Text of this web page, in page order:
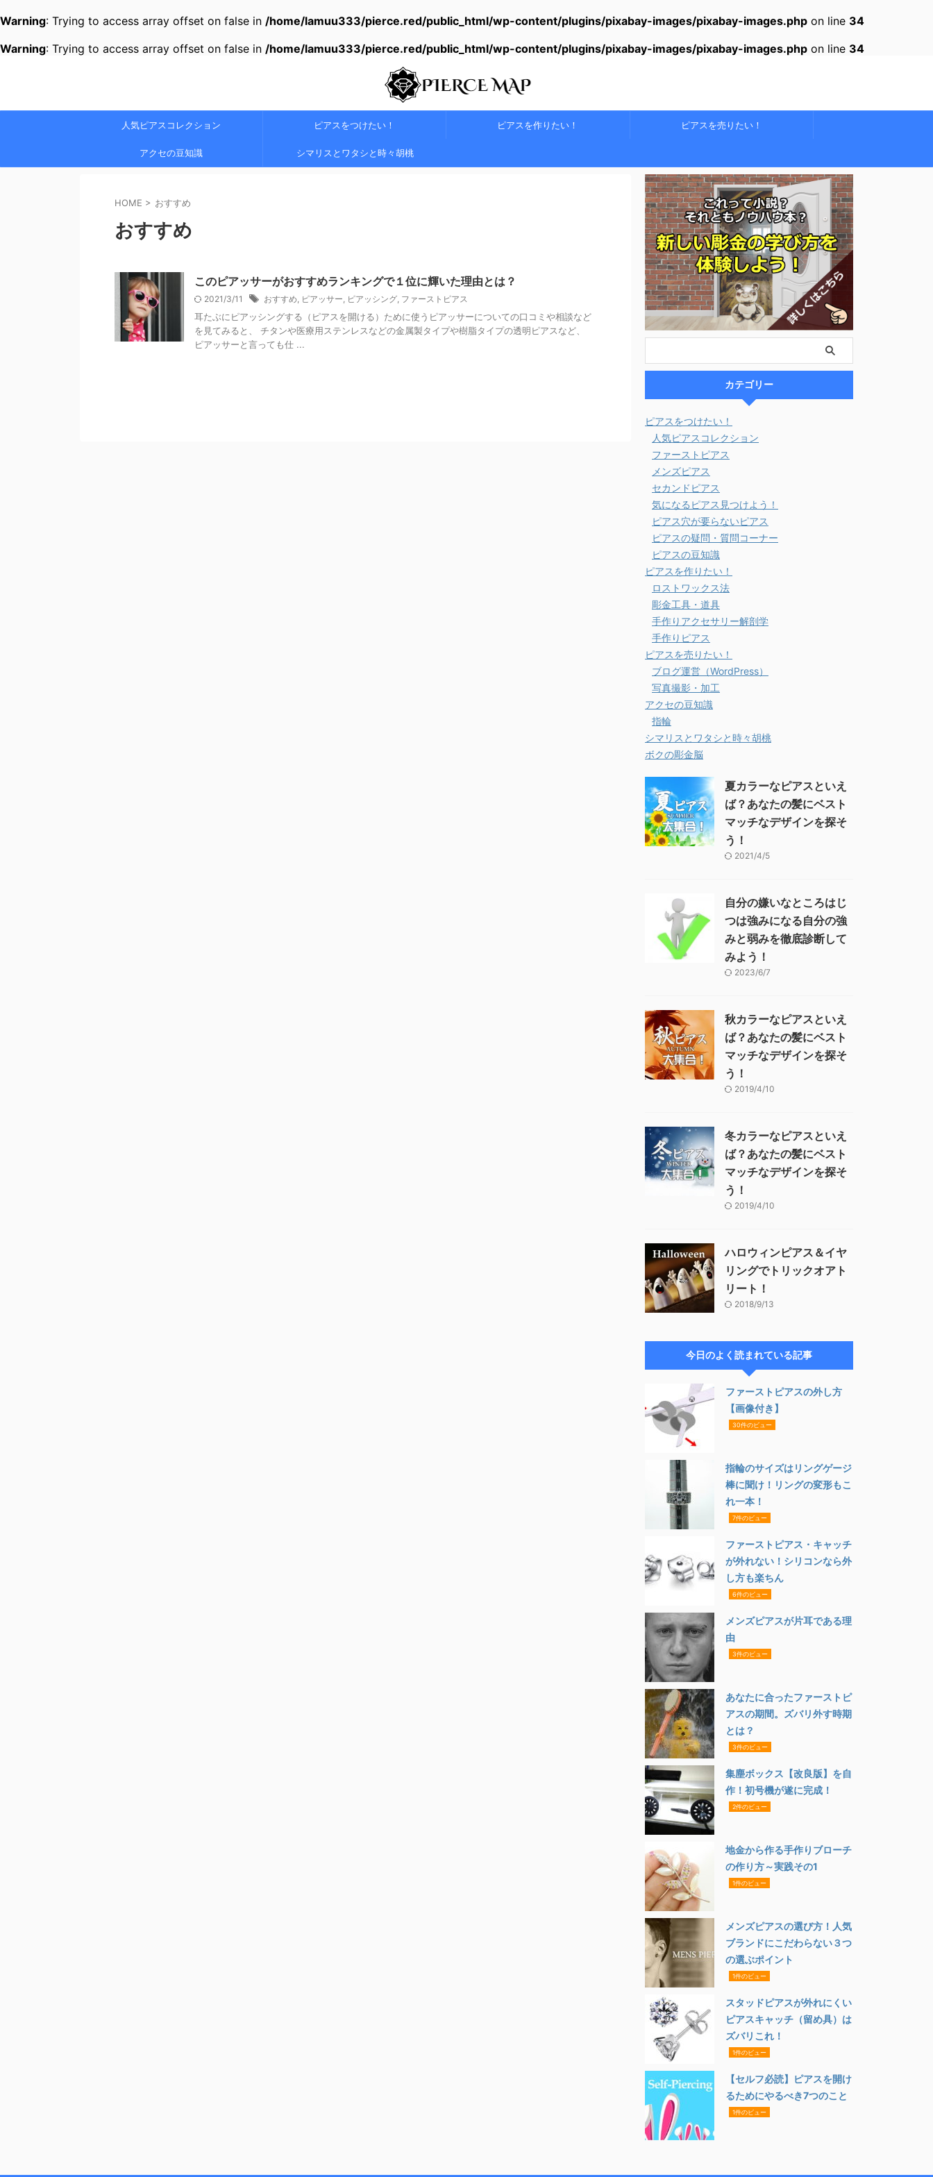
Warning: Trying to access array offset on false in /home/lamuu333/pierce.red/public_html/wp-content/plugins/pixabay-images/pixabay-images.php on line 34
Warning: Trying to access array offset on false in /home/lamuu333/pierce.red/public_html/wp-content/plugins/pixabay-images/pixabay-images.php on line 34
人気ピアスコレクション ピアスをつけたい！ ピアスを作りたい！ ピアスを売りたい！
アクセの豆知識 シマリスとワタシと時々胡桃
HOME > おすすめ
おすすめ
このピアッサーがおすすめランキングで１位に輝いた理由とは？
2021/3/11 おすすめ, ピアッサー, ピアッシング, ファーストピアス
耳たぶにピアッシングする（ピアスを開ける）ために使うピアッサーについての口コミや相談など
を見てみると、 チタンや医療用ステンレスなどの金属製タイプや樹脂タイプの透明ピアスなど、
ピアッサーと言っても仕 ...
カテゴリー
ピアスをつけたい！
人気ピアスコレクション
ファーストピアス
メンズピアス
セカンドピアス
気になるピアス見つけよう！
ピアス穴が要らないピアス
ピアスの疑問・質問コーナー
ピアスの豆知識
ピアスを作りたい！
ロストワックス法
彫金工具・道具
手作りアクセサリー解剖学
手作りピアス
ピアスを売りたい！
ブログ運営（WordPress）
写真撮影・加工
アクセの豆知識
指輪
シマリスとワタシと時々胡桃
ボクの彫金脳
夏カラーなピアスといえ
ば？あなたの髪にベスト
マッチなデザインを探そ
う！
2021/4/5
自分の嫌いなところはじ
つは強みになる自分の強
みと弱みを徹底診断して
みよう！
2023/6/7
秋カラーなピアスといえ
ば？あなたの髪にベスト
マッチなデザインを探そ
う！
2019/4/10
冬カラーなピアスといえ
ば？あなたの髪にベスト
マッチなデザインを探そ
う！
2019/4/10
ハロウィンピアス＆イヤ
リングでトリックオアト
リート！
2018/9/13
今日のよく読まれている記事
ファーストピアスの外し方
【画像付き】
30件のビュー
指輪のサイズはリングゲージ
棒に聞け！リングの変形もこ
れ一本！
7件のビュー
ファーストピアス・キャッチ
が外れない！シリコンなら外
し方も楽ちん
6件のビュー
メンズピアスが片耳である理
由
3件のビュー
あなたに合ったファーストピ
アスの期間。ズバリ外す時期
とは？
3件のビュー
集塵ボックス【改良版】を自
作！初号機が遂に完成！
2件のビュー
地金から作る手作りブローチ
の作り方～実践その1
1件のビュー
メンズピアスの選び方！人気
ブランドにこだわらない３つ
の選ぶポイント
1件のビュー
スタッドピアスが外れにくい
ピアスキャッチ（留め具）は
ズバリこれ！
1件のビュー
【セルフ必読】ピアスを開け
るためにやるべき7つのこと
1件のビュー